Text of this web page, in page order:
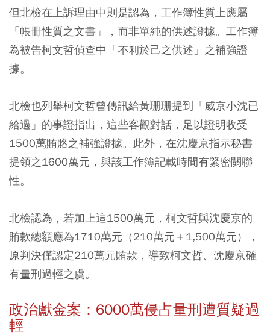
但北檢在上訴理由中則是認為，工作簿性質上應屬
「帳冊性質之文書」，而非單純的供述證據。工作簿
為被告柯文哲偵查中「不利於己之供述」之補強證
據。
北檢也列舉柯文哲曾傳訊給黃珊珊提到「威京小沈已
給過」的事證指出，這些客觀對話，足以證明收受
1500萬賄賂之補強證據。此外，在沈慶京指示秘書
提領之1600萬元，與該工作簿記載時間有緊密關聯
性。
北檢認為，若加上這1500萬元，柯文哲與沈慶京的
賄款總額應為1710萬元（210萬元＋1,500萬元），
原判決僅認定210萬元賄款，導致柯文哲、沈慶京確
有量刑過輕之虞。
政治獻金案：6000萬侵占量刑遭質疑過
輕